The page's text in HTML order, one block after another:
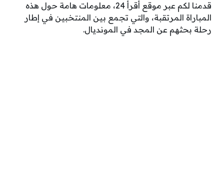
قدمنا لكم عبر موقع أقرأ 24، معلومات هامة حول هذه
المباراة المرتقبة، والتي تجمع بين المنتخبين في إطار
رحلة بحثهم عن المجد في المونديال.